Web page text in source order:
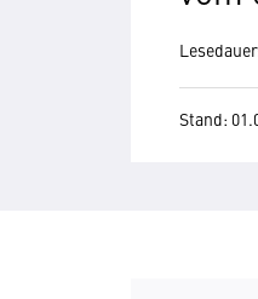
Stand: